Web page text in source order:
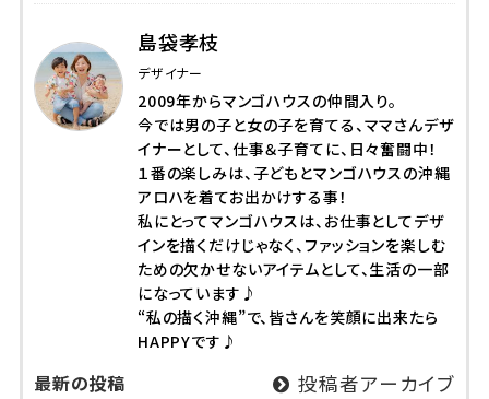
島袋孝枝
デザイナー
2009年からマンゴハウスの仲間入り。
今では男の子と女の子を育てる、ママさんデザ
イナーとして、仕事＆子育てに、日々奮闘中！
１番の楽しみは、子どもとマンゴハウスの沖縄
アロハを着てお出かけする事！
私にとってマンゴハウスは、お仕事としてデザ
インを描くだけじゃなく、ファッションを楽しむ
ための欠かせないアイテムとして、生活の一部
になっています♪
“私の描く沖縄”で、皆さんを笑顔に出来たら
HAPPYです♪
最新の投稿 投稿者アーカイブ